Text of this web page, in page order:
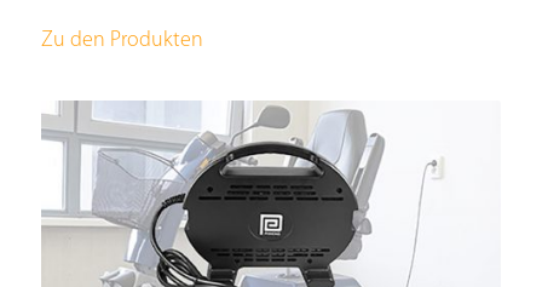
Zu den Produkten